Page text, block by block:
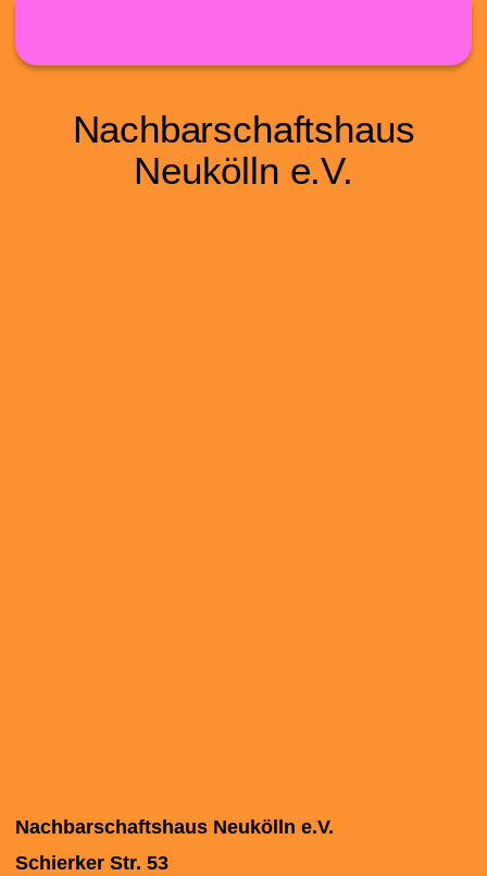
Nachbarschaftshaus
Neukölln e.V.
Nachbarschaftshaus Neukölln e.V.
Schierker Str. 53